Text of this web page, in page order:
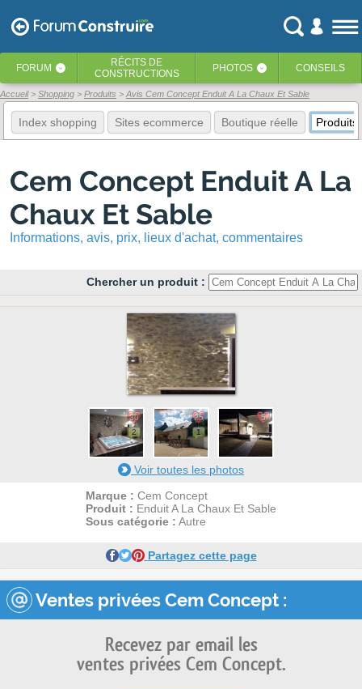
FORUM ‹ RÉCITS DE
CONSTRUCTIONS
PHOTOS ‹ CONSEILS
Accueil Shopping Produits Avis Cem Concept Enduit A La Chaux Et Sable
Index shopping Sites ecommerce Boutique réelle Produits
Cem Concept Enduit A La
Chaux Et Sable
Informations, avis, prix, lieux d'achat, commentaires
Chercher un produit :
30
2
25
1
5
Voir toutes les photos
Marque : Cem Concept
Produit : Enduit A La Chaux Et Sable
Sous catégorie : Autre
Partagez cette page
Ventes privées Cem Concept :
Recevez par email les
ventes privées Cem Concept.